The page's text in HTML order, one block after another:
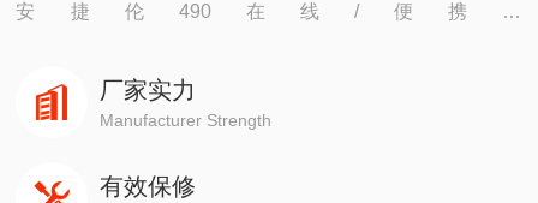
安捷伦490在线/便携，
岛津GC-14C，GC-2010，GC-2014，GC-2030
赛默飞1310,1300,1610,1600
厂家实力
Manufacturer Strength
有效保修